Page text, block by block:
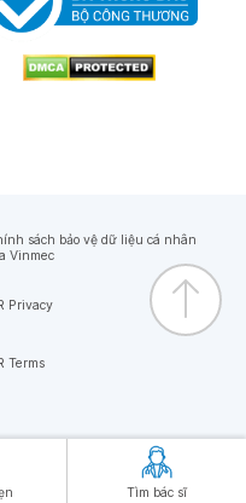
Tìm bác sĩ
sách bảo vệ dữ liệu cá nhân
Vinmec
Privacy
Terms